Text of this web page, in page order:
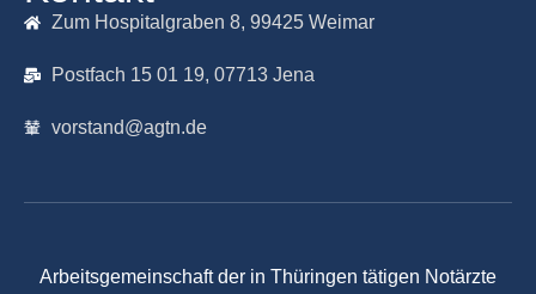
Zum Hospitalgraben 8, 99425 Weimar
Postfach 15 01 19, 07713 Jena
vorstand@agtn.de
Arbeitsgemeinschaft der in Thüringen tätigen Notärzte